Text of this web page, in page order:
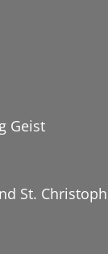
Geist
St.